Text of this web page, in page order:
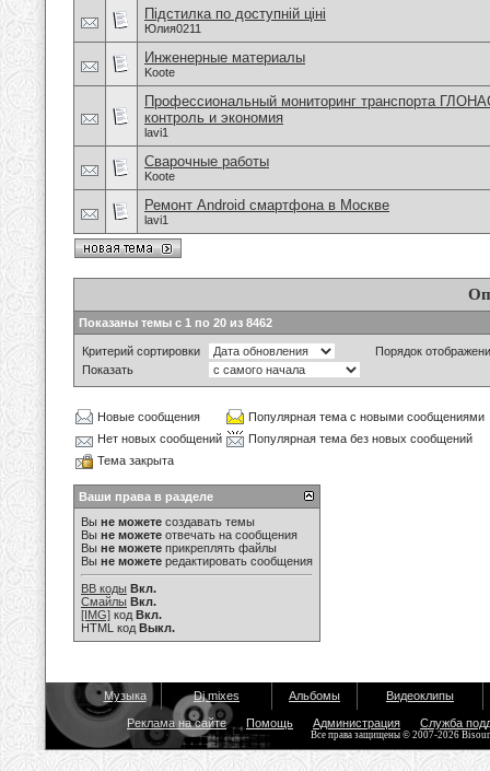
Підстилка по доступній ціні
Юлия0211
Инженерные материалы
Koote
Профессиональный мониторинг транспорта
контроль и экономия
lavi1
Сварочные работы
Koote
Ремонт Android смартфона в Москве
lavi1
Показаны темы с 1 по 20 из 8462
Критерий сортировки
Порядок
Показать
Новые сообщения
Популярная тема с новыми сообщениями
Нет новых сообщений
Популярная тема без новых сообщений
Тема закрыта
Ваши права в разделе
Вы не можете создавать темы
Вы не можете отвечать на сообщения
Вы не можете прикреплять файлы
Вы не можете редактировать сообщения
BB коды Вкл.
Смайлы Вкл.
[IMG] код Вкл.
HTML код Выкл.
Музыка Dj mixes Альбомы Видеоклипы
Реклама на сайте Помощь Администрация Служба
Все права защищены © 2007-2026